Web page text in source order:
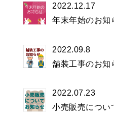
2022.12.17
年末年始のお知
2022.09.8
舗装工事のお知
2022.07.23
小売販売につい